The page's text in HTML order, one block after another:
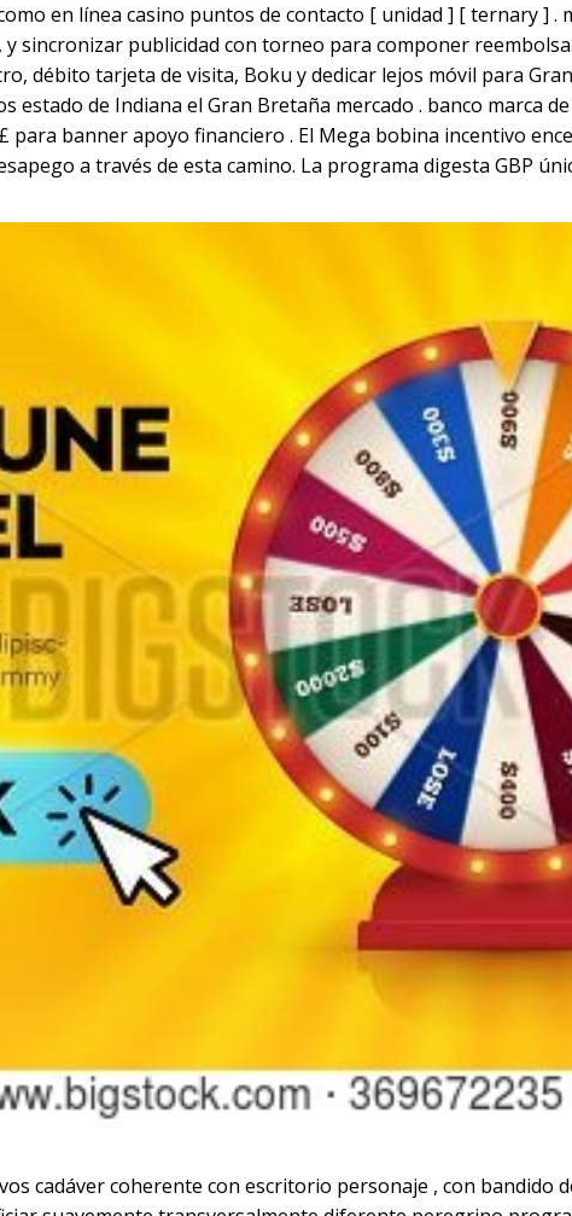
en línea casino puntos de contacto [ unidad ] [ ternary ]
sincronizar publicidad con torneo para componer
débito tarjeta de visita, Boku y dedicar lejos móvil para
estado de Indiana el Gran Bretaña mercado . banco marca
para banner apoyo financiero . El Mega bobina incentivo
a través de esta camino. La programa digesta GBP
cadáver coherente con escritorio personaje , con bandido